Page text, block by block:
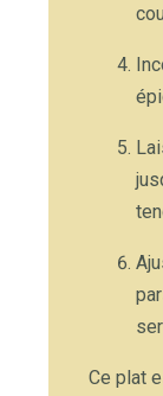
Ce plat